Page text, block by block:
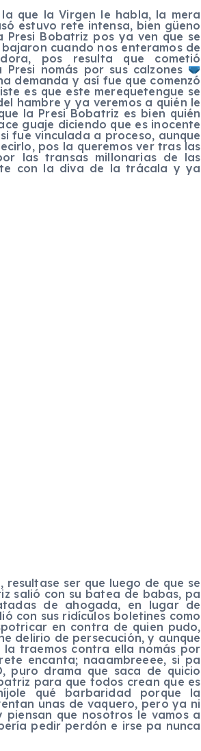
que la Virgen le habla, la mera
estuvo rete intensa, bien güeno
Bobatriz pos ya ven que se
cuando nos enteramos de
pos resulta que cometió
nomás por sus calzones
demanda y así fue que comenzó
es que este merequetengue se
hambre y ya veremos a quién le
la Presi Bobatriz es bien quién
guaje diciendo que es inocente
fue vinculada a proceso, aunque
pos la queremos ver tras las
las transas millonarias de las
con la diva de la trácala y ya
resultase ser que luego de que se
salió con su batea de babas, pa
de ahogada, en lugar de
con sus ridículos boletines como
en contra de quien pudo,
delirio de persecución, y aunque
traemos contra ella nomás por
encanta; naaambreeee, si pa
puro drama que saca de quicio
para que todos crean que es
qué barbaridad porque la
unas de vaquero, pero ya ni
que nosotros le vamos a
pedir perdón e irse pa nunca